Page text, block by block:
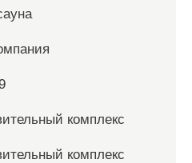
комплекс
комплекс